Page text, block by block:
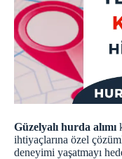
Güzelyalı hurda alımı
ihtiyaçlarına özel
deneyimi yaşatmayı